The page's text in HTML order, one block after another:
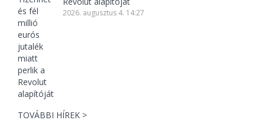
2026. augusztus 4. 14:27
TOVÁBBI HÍREK >